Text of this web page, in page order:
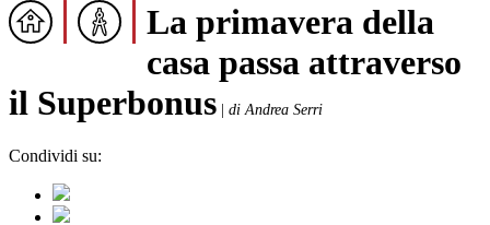
La primavera della
casa passa attraverso
il Superbonus
di Andrea Serri
Condividi su: